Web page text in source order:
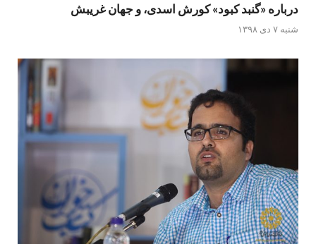
درباره «گنبد کبود» کورش اسدی، و جهان غریبش
شنبه ۷ دی ۱۳۹۸